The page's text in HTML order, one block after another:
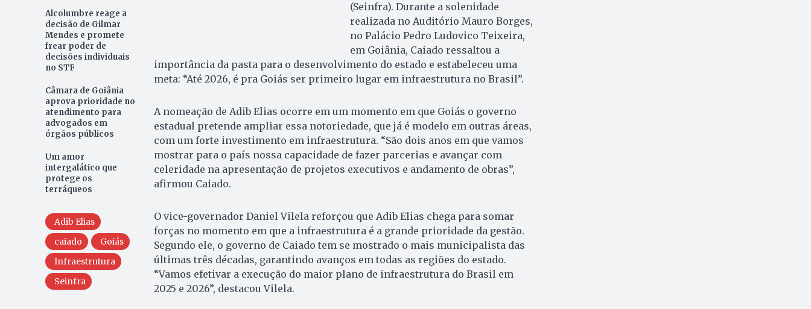
Alcolumbre reage a
decisão de Gilmar
Mendes e promete
frear poder de
decisões individuais
no STF
Câmara de Goiânia
aprova prioridade no
atendimento para
advogados em
órgãos públicos
Um amor
intergalático que
protege os
terráqueos
Adib Elias
caiado
Goiás
Infraestrutura
Seinfra
(Seinfra). Durante a solenidade
realizada no Auditório Mauro Borges,
no Palácio Pedro Ludovico Teixeira,
em Goiânia, Caiado ressaltou a
importância da pasta para o desenvolvimento do estado e estabeleceu uma
meta: “Até 2026, é pra Goiás ser primeiro lugar em infraestrutura no Brasil”.
A nomeação de Adib Elias ocorre em um momento em que Goiás o governo
estadual pretende ampliar essa notoriedade, que já é modelo em outras áreas,
com um forte investimento em infraestrutura. “São dois anos em que vamos
mostrar para o país nossa capacidade de fazer parcerias e avançar com
celeridade na apresentação de projetos executivos e andamento de obras”,
afirmou Caiado.
O vice-governador Daniel Vilela reforçou que Adib Elias chega para somar
forças no momento em que a infraestrutura é a grande prioridade da gestão.
Segundo ele, o governo de Caiado tem se mostrado o mais municipalista das
últimas três décadas, garantindo avanços em todas as regiões do estado.
“Vamos efetivar a execução do maior plano de infraestrutura do Brasil em
2025 e 2026”, destacou Vilela.